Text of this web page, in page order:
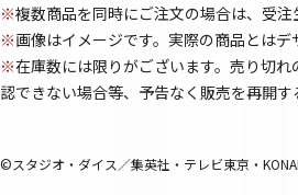
※複数商品を同時にご注文の場合は、受
※画像はイメージです。実際の商品とはデ
※在庫数には限りがございます。売り切
認できない場合等、予告なく販売を再開
©スタジオ・ダイス／集英社・テレビ東京・